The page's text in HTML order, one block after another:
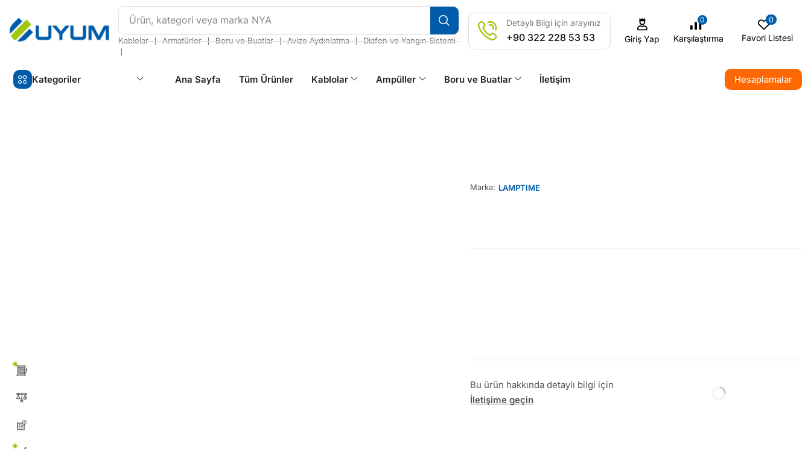
Ürün, kategori veya marka NYA
Kablolar ❘ Armatürler ❘ Boru ve Buatlar ❘ Avize Aydınlatma ❘ Diafon ve Yangın Sistemi
❘
Detaylı Bilgi için arayınız
+90 322 228 53 53 Giriş Yap
0
Karşılaştırma
0
Favori Listesi
Kategoriler Ana Sayfa Tüm Ürünler Kablolar Ampüller Boru ve Buatlar İletişim Hesaplamalar
Marka: LAMPTIME
Bu ürün hakkında detaylı bilgi için
İletişime geçin